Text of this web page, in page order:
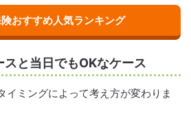
おすすめ人気ランキング
と当日でもOKなケース
イミングによって考え方が変わりま